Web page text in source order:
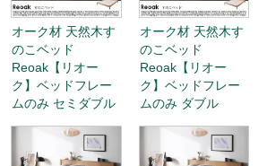
Reoak【リオー
ク】ポケットコイ
ルマットレス付き
ダブル
Reoak【リオー
ク】ポケットコイ
ルマットレス付き
クイーン